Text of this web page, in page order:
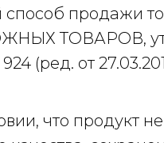
продажи
ТОВАРОВ,
(ред. от
что продукт не